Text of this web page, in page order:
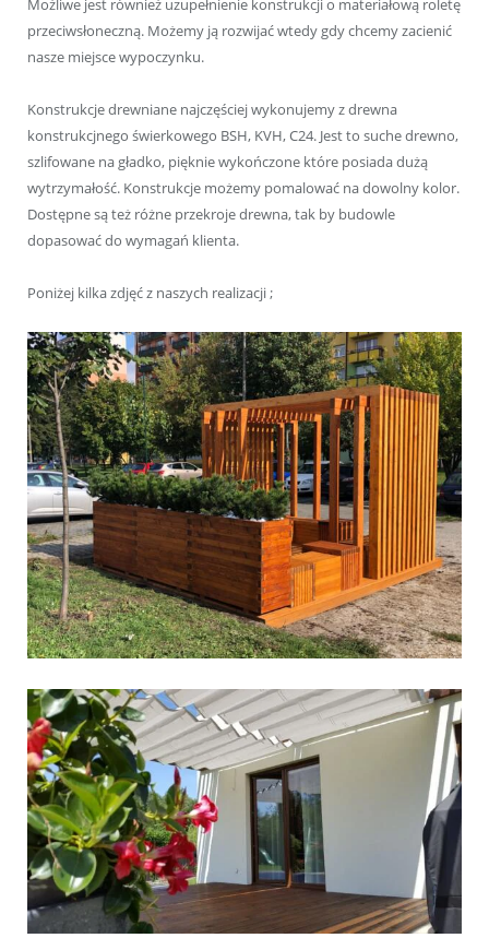
Możliwe jest również uzupełnienie konstrukcji o materiałową roletę
przeciwsłoneczną. Możemy ją rozwijać wtedy gdy chcemy zacienić
nasze miejsce wypoczynku.
Konstrukcje drewniane najczęściej wykonujemy z drewna
konstrukcjnego świerkowego BSH, KVH, C24. Jest to suche drewno,
szlifowane na gładko, pięknie wykończone które posiada dużą
wytrzymałość. Konstrukcje możemy pomalować na dowolny kolor.
Dostępne są też różne przekroje drewna, tak by budowle
dopasować do wymagań klienta.
Poniżej kilka zdjęć z naszych realizacji ;